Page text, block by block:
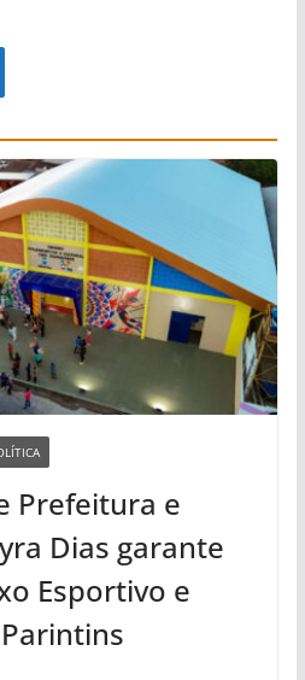
Prefeitura e
Dias garante
Esportivo e